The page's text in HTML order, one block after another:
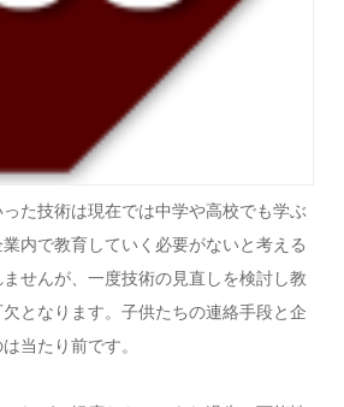
た技術は現在では中学や高校でも学ぶ
内で教育していく必要がないと考える
せんが、一度技術の見直しを検討し教
となります。 子供たちの連絡手段と企
当たり前です。